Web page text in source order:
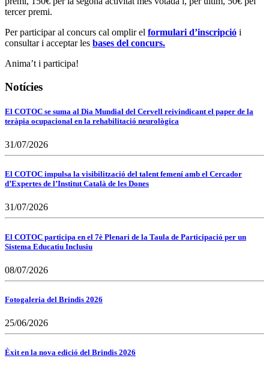
tercer premi.
Per participar al concurs cal omplir el formulari d’inscripció i
consultar i acceptar les bases del concurs.
Anima’t i participa!
Notícies
El COTOC se suma al Dia Mundial del Cervell reivindicant el paper de la
teràpia ocupacional en la rehabilitació neurològica
31/07/2026
El COTOC impulsa la visibilització del talent femení amb el Cercador
d’Expertes de l’Institut Català de les Dones
31/07/2026
El COTOC participa en el 7è Plenari de la Taula de Participació per un
Sistema Educatiu Inclusiu
08/07/2026
Fotogaleria del Brindis 2026
25/06/2026
Èxit en la nova edició del Brindis 2026